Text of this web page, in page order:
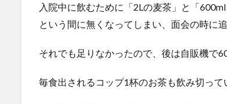
入院中に飲むために「2Lの麦茶」と「
という間に無くなってしまい、面会の時に
それでも足りなかったので、後は自販機で
毎食出されるコップ1杯のお茶も飲み切っ